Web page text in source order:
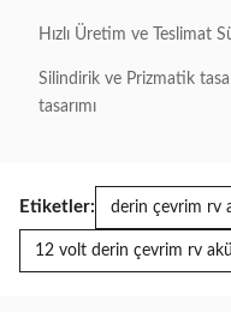
Hızlı Üretim ve Teslimat
Silindirik ve Prizmatik
tasarımı
Etiketler: derin çevrim rv
12 volt derin çevrim rv